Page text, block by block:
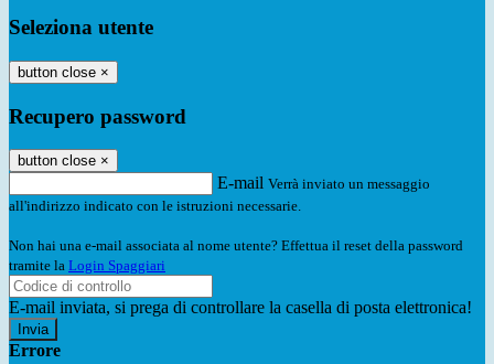
Seleziona utente
button close ×
Recupero password
button close ×
E-mail Verrà inviato un messaggio
all'indirizzo indicato con le istruzioni necessarie.
Non hai una e-mail associata al nome utente? Effettua il reset della password
tramite la Login Spaggiari
E-mail inviata, si prega di controllare la casella di posta elettronica!
Errore